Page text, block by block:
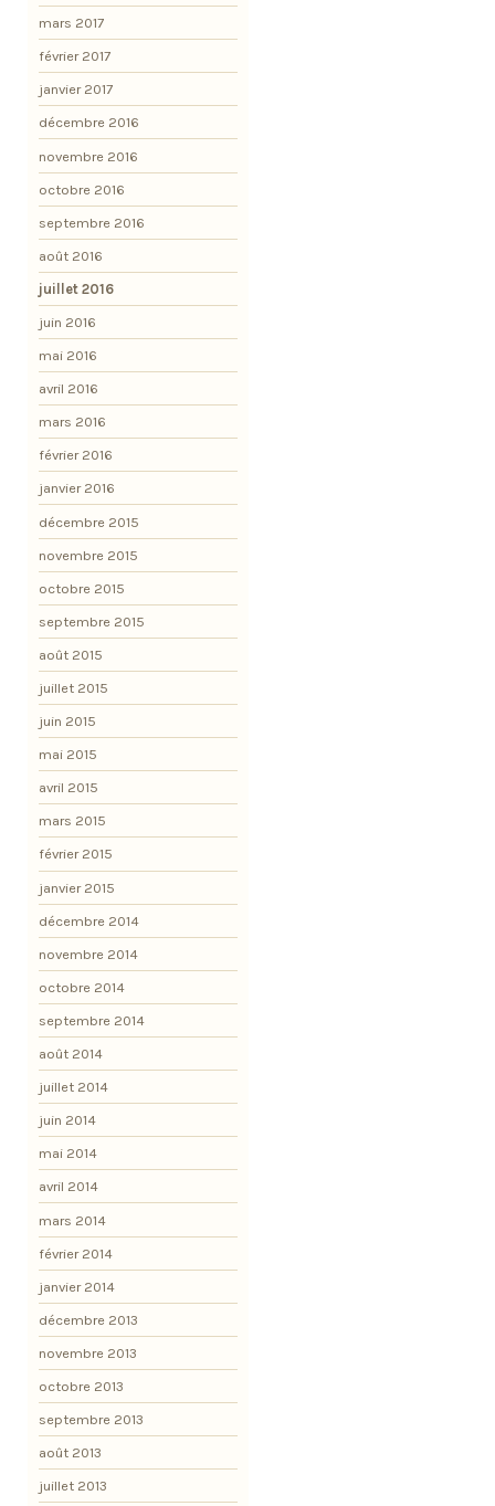
mars 2017
février 2017
janvier 2017
décembre 2016
novembre 2016
octobre 2016
septembre 2016
août 2016
juillet 2016
juin 2016
mai 2016
avril 2016
mars 2016
février 2016
janvier 2016
décembre 2015
novembre 2015
octobre 2015
septembre 2015
août 2015
juillet 2015
juin 2015
mai 2015
avril 2015
mars 2015
février 2015
janvier 2015
décembre 2014
novembre 2014
octobre 2014
septembre 2014
août 2014
juillet 2014
juin 2014
mai 2014
avril 2014
mars 2014
février 2014
janvier 2014
décembre 2013
novembre 2013
octobre 2013
septembre 2013
août 2013
juillet 2013